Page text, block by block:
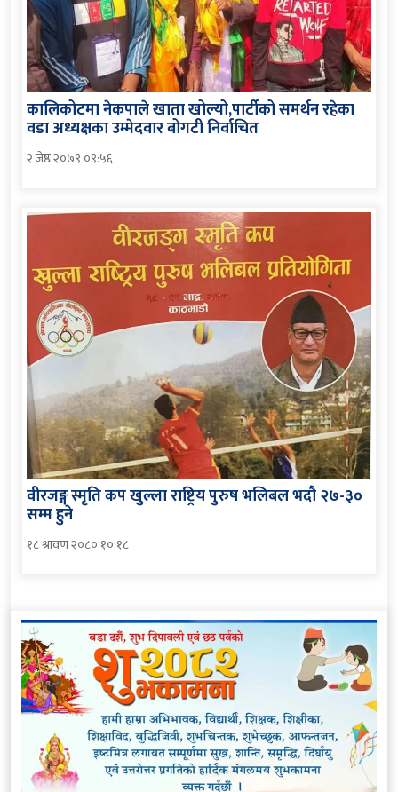
कालिकोटमा नेकपाले खाता खोल्यो,पार्टीको समर्थन रहेका
वडा अध्यक्षका उम्मेदवार बोगटी निर्वाचित
२ जेष्ठ २०७९ ०९:५६
वीरजङ्ग स्मृति कप खुल्ला राष्ट्रिय पुरुष भलिबल भदौ २७-३०
सम्म हुने
१८ श्रावण २०८० १०:१८